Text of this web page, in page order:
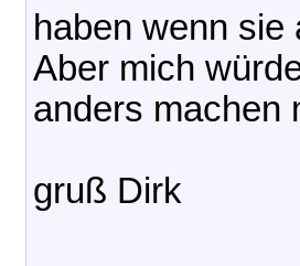
haben wenn
Aber mich
anders machen
gruß Dirk